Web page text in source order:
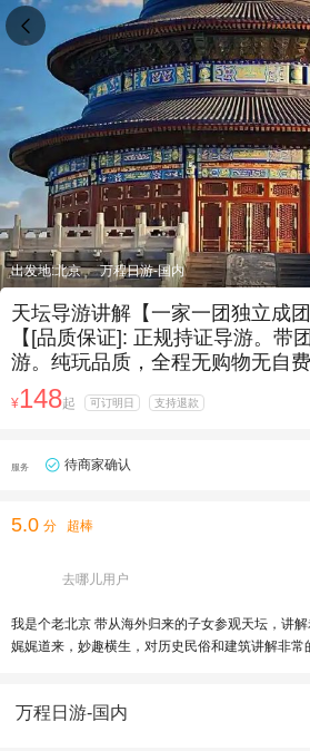
出发地:北京 万程日游-国内
天坛导游讲解【一家一团独立成
【[品质保证]: 正规持证导游。带
游。纯玩品质，全程无购物无自
游】
¥148起 可订明日 支持退款
服务 待商家确认
5.0 分 超棒
去哪儿用户
我是个老北京 带从海外归来的子女参观天坛，讲
娓娓道来，妙趣横生，对历史民俗和建筑讲解非
万程日游-国内
